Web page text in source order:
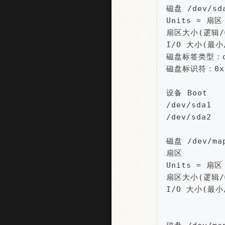
磁盘 /dev/
Units = 扇
扇区大小(逻
I/O 大小(最
磁盘标签类型
磁盘标识符：
设备 Boot
/dev/sda1
/dev/sda2
磁盘 /dev/
扇区
Units = 扇
扇区大小(逻
I/O 大小(最